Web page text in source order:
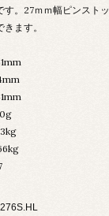
す。27ｍｍ幅ピンストッ
ます。